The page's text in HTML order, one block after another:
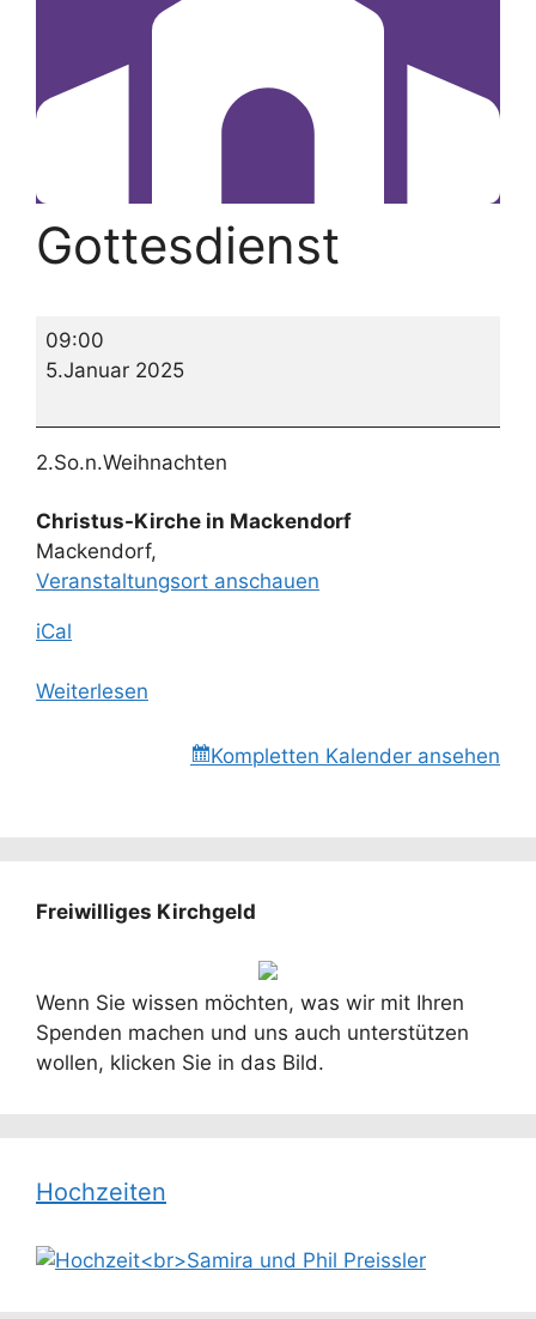
Gottesdienst
Gottesdienst
09:00
5.Januar 2025
2.So.n.Weihnachten
Christus-Kirche in Mackendorf
Mackendorf,
Veranstaltungsort anschauen
iCal
Weiterlesen
Kompletten Kalender ansehen
Freiwilliges Kirchgeld
Wenn Sie wissen möchten, was wir mit Ihren
Spenden machen und uns auch unterstützen
wollen, klicken Sie in das Bild.
Hochzeiten